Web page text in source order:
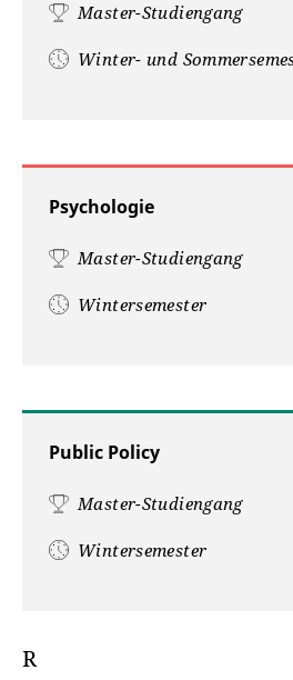
Master-Studiengang
Winter- und
Psychologie
Master-Studiengang
Wintersemester
Public Policy
Master-Studiengang
Wintersemester
R